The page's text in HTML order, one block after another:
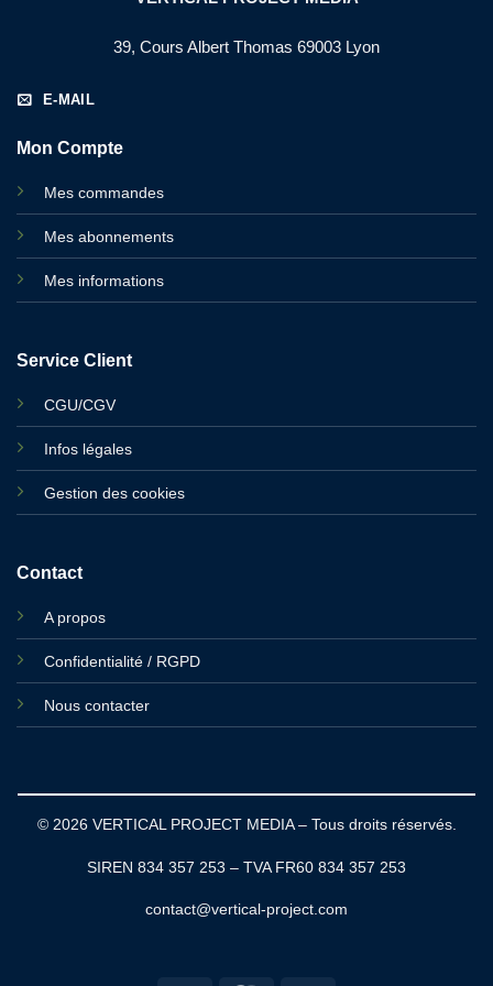
39, Cours Albert Thomas 69003 Lyon
E-MAIL
Mon Compte
Mes commandes
Mes abonnements
Mes informations
Service Client
CGU/CGV
Infos légales
Gestion des cookies
Contact
A propos
Confidentialité / RGPD
Nous contacter
© 2026 VERTICAL PROJECT MEDIA – Tous droits réservés.
SIREN 834 357 253 – TVA FR60 834 357 253
contact@vertical-project.com